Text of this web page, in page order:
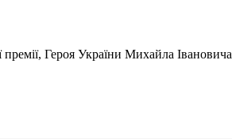
премії, Героя України Михайла Івановича